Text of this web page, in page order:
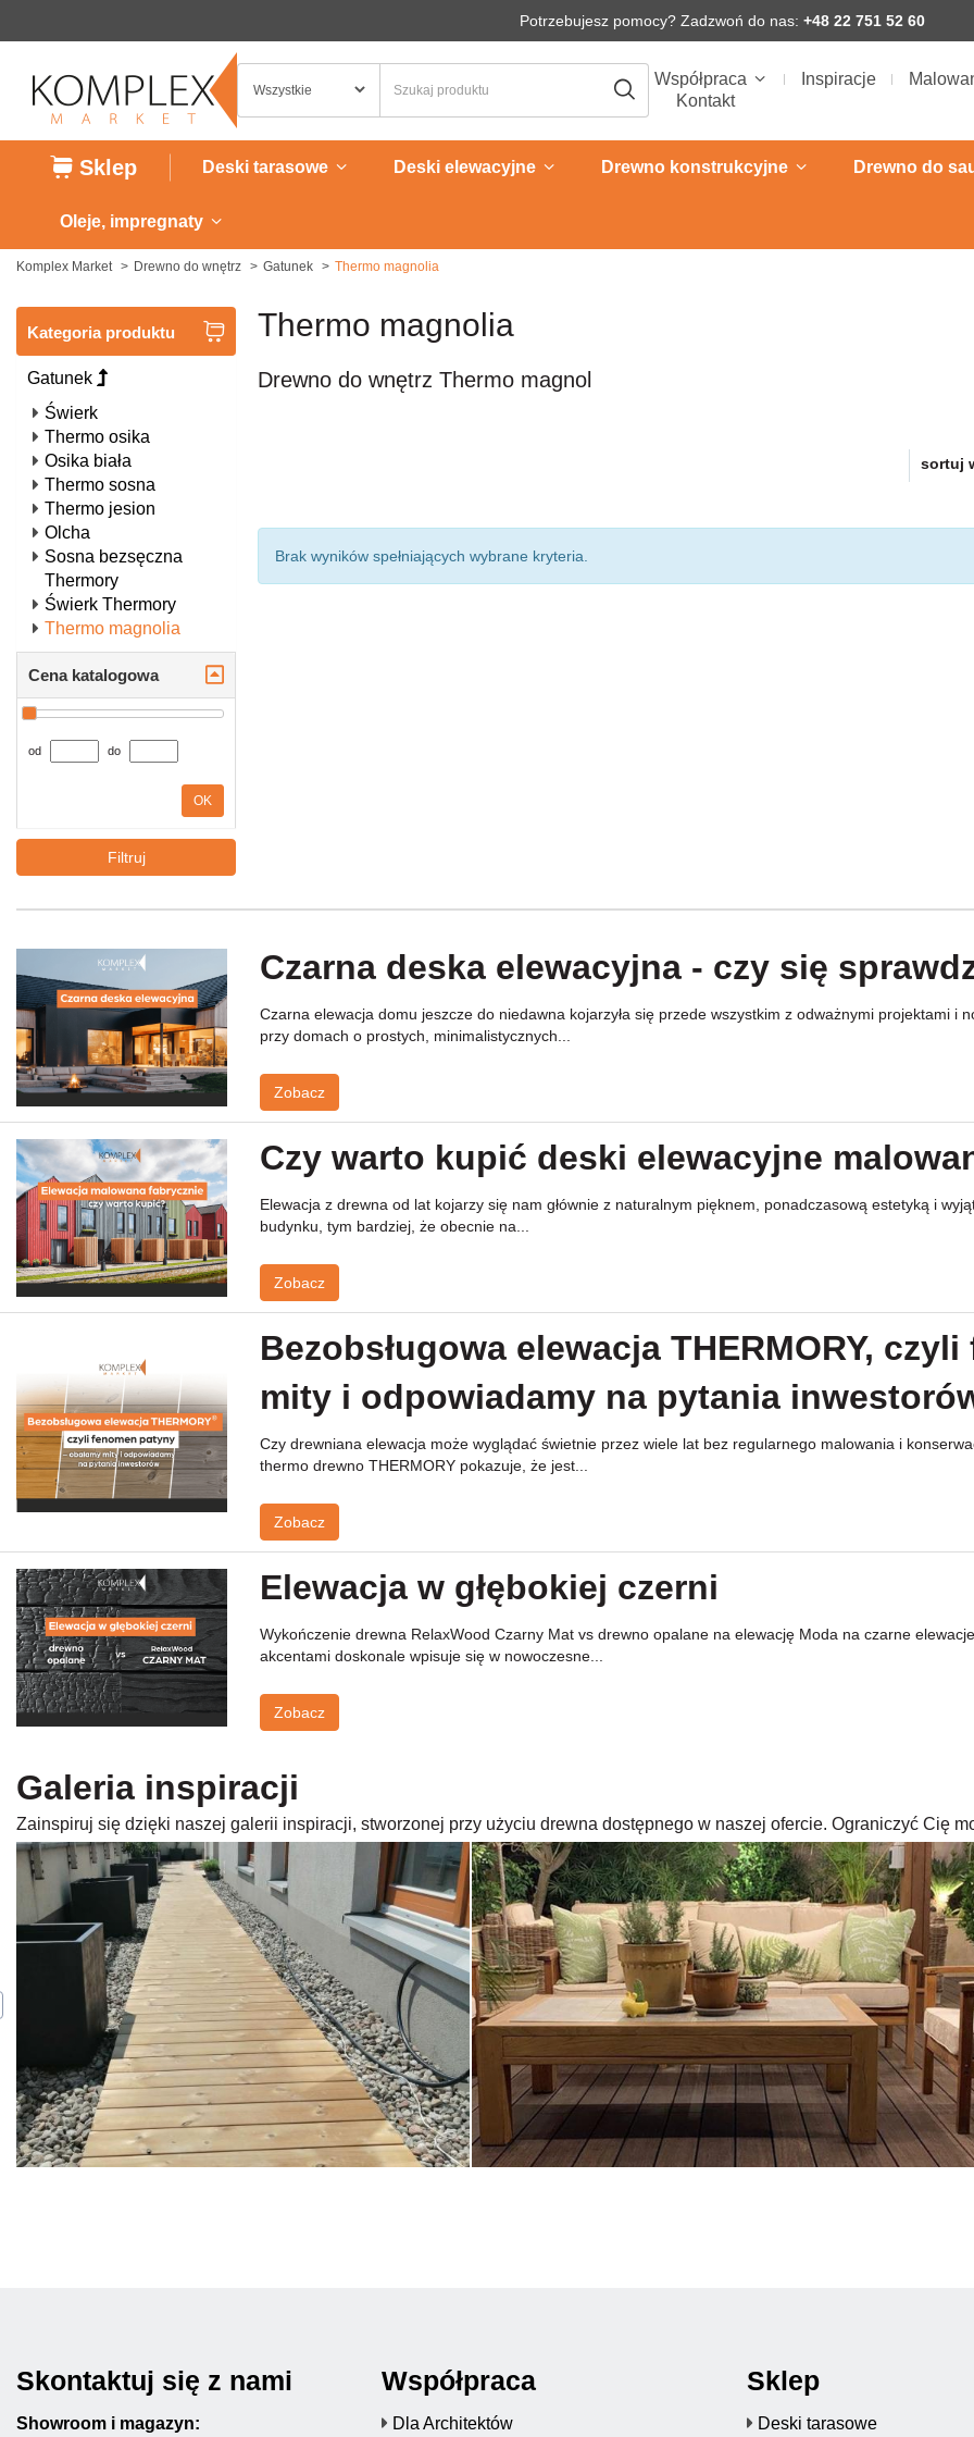
Potrzebujesz pomocy? Zadzwoń do nas: +48 22 751 52 60
Współpraca Inspiracje
Kontakt
Sklep Deski tarasowe Deski elewacyjne Drewno konstrukcyjne Drewno do
Oleje, impregnaty
Komplex Market Drewno do wnętrz Gatunek Thermo magnolia
Thermo magnolia
Drewno do wnętrz Thermo magnol
sortuj
Brak wyników spełniających wybrane kryteria.
Kategoria produktu
Gatunek
Świerk
Thermo osika
Osika biała
Thermo sosna
Thermo jesion
Olcha
Sosna bezsęczna
Thermory
Świerk Thermory
Thermo magnolia
Cena katalogowa
od do
OK
Filtruj
Czarna deska elewacyjna - czy się
Czarna elewacja domu jeszcze do niedawna kojarzyła się przede wszystkim z odważnymi projektami
przy domach o prostych, minimalistycznych...
Zobacz
Czy warto kupić deski elewacyjne
Elewacja z drewna od lat kojarzy się nam głównie z naturalnym pięknem, ponadczasową estetyką i
budynku, tym bardziej, że obecnie na...
Zobacz
Bezobsługowa elewacja THERMORY,
mity i odpowiadamy na pytania
Czy drewniana elewacja może wyglądać świetnie przez wiele lat bez regularnego malowania i
thermo drewno THERMORY pokazuje, że jest...
Zobacz
Elewacja w głębokiej czerni
Wykończenie drewna RelaxWood Czarny Mat vs drewno opalane na elewację Moda na czarne
akcentami doskonale wpisuje się w nowoczesne...
Zobacz
Galeria inspiracji
Zainspiruj się dzięki naszej galerii inspiracji, stworzonej przy użyciu drewna dostępnego w naszej ofercie. Ograniczyć Cię
Skontaktuj się z nami
Showroom i magazyn:
Współpraca
Dla Architektów
Sklep
Deski tarasowe